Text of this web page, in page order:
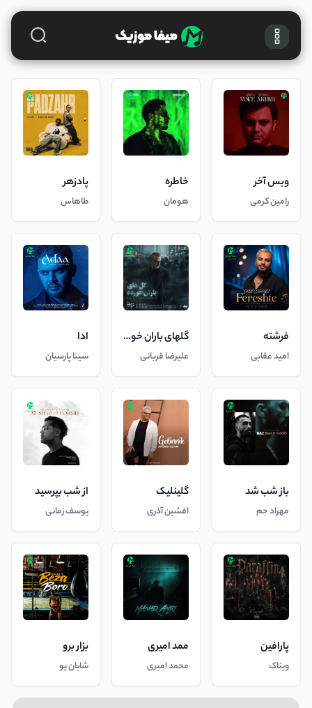
ویس آخر
رامین کرمی
خاطره
هومان
پادزهر
طاهاس
فرشته
امید عقابی
گلهای باران خورده
علیرضا قربانی
ادا
سینا پارسیان
باز شب شد
مهراد جم
گلینلیک
افشین آذری
از شب بپرسید
یوسف زمانی
پارافین
ویناک
ممد امیری
محمد امیری
بزار برو
شایان یو